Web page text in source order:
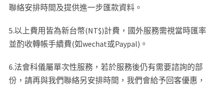
聯絡安排時間及提供進一步匯款資料。
5.以上費用皆為新台幣(NT$)計費，國外服務需視當時匯率
並酌收轉帳手續費(如wechat或Paypal)。
6.法會科儀屬單次性服務，若於服務後仍有需要諮詢的部
份，請再與我們聯絡另安排時間，我們會給予回客優惠，